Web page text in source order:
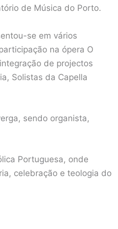
de Música do Porto.
se em vários
na ópera O
de projectos
Solistas da Capella
sendo organista,
Portuguesa, onde
celebração e teologia do